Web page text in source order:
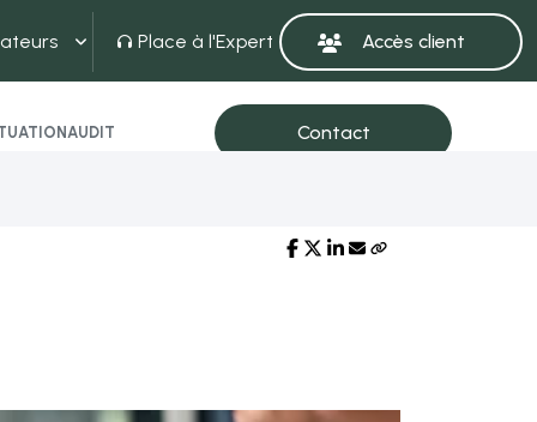
Place à l'Expert
AUDIT